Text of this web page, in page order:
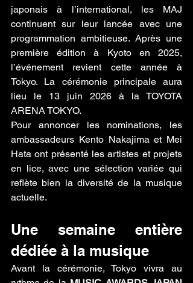
japonais à l’international, les MAJ
continuent sur leur lancée avec une
programmation ambitieuse. Après une
première édition à Kyoto en 2025,
l’événement revient cette année à
Tokyo. La cérémonie principale aura
lieu le 13 juin 2026 à la TOYOTA
ARENA TOKYO.
Pour annoncer les nominations, les
ambassadeurs Kento Nakajima et Mei
Hata ont présenté les artistes et projets
en lice, avec une sélection variée qui
reflète bien la diversité de la musique
actuelle.
Une semaine entière
dédiée à la musique
Avant la cérémonie, Tokyo vivra au